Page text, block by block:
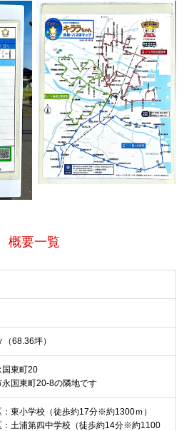
概要一覧
68.36坪）
国東町20
国東町20-8の隣地です
：東小学校（徒歩約17分※約1300ｍ）
：土浦第四中学校（徒歩約14分※約1100